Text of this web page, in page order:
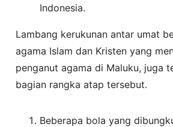
Indonesia.
Lambang kerukunan antar umat
agama Islam dan Kristen yang
penganut agama di Maluku, juga
bagian rangka atap tersebut.
Beberapa bola yang